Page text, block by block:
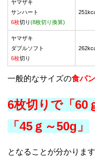
ヤマザキ
サンハート
6枚切り(8枚切り換算)
ヤマザキ
ダブルソフト
6枚切り
一般的なサイズの食パ
6枚切りで「60
「45ｇ～50g」
となることが分かります